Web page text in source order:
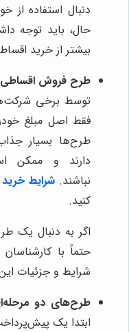
دنبال استفاده از
حال، باید توجه
بیشتر از خرید
طرح فروش اقساطی
توسط برخی
فقط اصل مبلغ
طرح‌ها بسیار
دارند و ممکن
نباشند. شرایط
کنید.
اگر به دنبال یک
حتماً با کارشناسان
شرایط و جزئیات
طرح‌های دو
ابتدا یک